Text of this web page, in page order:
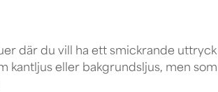
där du vill ha ett smickrande uttryck
kantljus eller bakgrundsljus, men som